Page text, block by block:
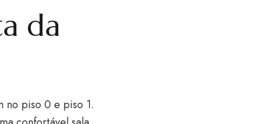
da
no piso 0 e piso 1.